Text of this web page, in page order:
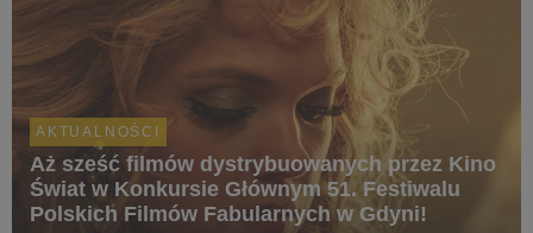
AKTUALNOŚCI
Aż sześć filmów dystrybuowanych przez Kino
Świat w Konkursie Głównym 51. Festiwalu
Polskich Filmów Fabularnych w Gdyni!